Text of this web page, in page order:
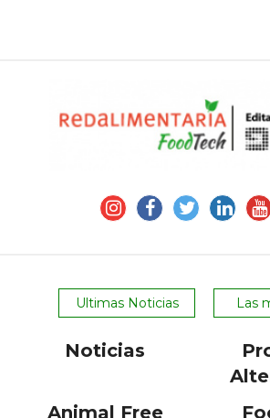
Ultimas Noticias Las
Noticias
Animal Free